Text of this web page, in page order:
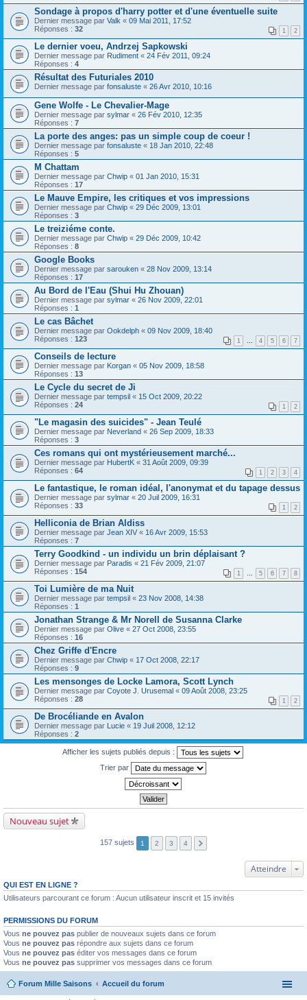
Sondage à propos d'harry potter et d'une éventuelle suite
Dernier message par Valk « 09 Mai 2011, 17:52
Réponses : 32 1 2
Le dernier voeu, Andrzej Sapkowski
Dernier message par Rudiment « 24 Fév 2011, 09:24
Réponses : 4
Résultat des Futuriales 2010
Dernier message par fonsaluste « 26 Avr 2010, 10:16
Gene Wolfe - Le Chevalier-Mage
Dernier message par sylmar « 26 Fév 2010, 12:35
Réponses : 7
La porte des anges: pas un simple coup de coeur !
Dernier message par fonsaluste « 18 Jan 2010, 22:48
Réponses : 5
M Chattam
Dernier message par Chwip « 01 Jan 2010, 15:31
Réponses : 17
Le Mauve Empire, les critiques et vos impressions
Dernier message par Chwip « 29 Déc 2009, 13:01
Réponses : 3
Le treiziéme conte.
Dernier message par Chwip « 29 Déc 2009, 10:42
Réponses : 8
Google Books
Dernier message par sarouken « 28 Nov 2009, 13:14
Réponses : 17
Au Bord de l'Eau (Shui Hu Zhouan)
Dernier message par sylmar « 26 Nov 2009, 22:01
Réponses : 1
Le cas Bâchet
Dernier message par Ookdelph « 09 Nov 2009, 18:40
Réponses : 123 1 … 4 5 6 7
Conseils de lecture
Dernier message par Korgan « 05 Nov 2009, 18:58
Réponses : 13
Le Cycle du secret de Ji
Dernier message par tempsil « 15 Oct 2009, 20:22
Réponses : 24 1 2
"Le magasin des suicides" - Jean Teulé
Dernier message par Neverland « 26 Sep 2009, 18:33
Réponses : 3
Ces romans qui ont mystérieusement marché...
Dernier message par HubertK « 31 Août 2009, 09:39
Réponses : 64 1 2 3 4
Le fantastique, le roman idéal, l'anonymat et du tapage dessus
Dernier message par sylmar « 20 Juil 2009, 16:31
Réponses : 33 1 2
Helliconia de Brian Aldiss
Dernier message par Jean XIV « 16 Avr 2009, 15:53
Réponses : 7
Terry Goodkind - un individu un brin déplaisant ?
Dernier message par Paradis « 21 Fév 2009, 21:07
Réponses : 154 1 … 5 6 7 8
Toi Lumière de ma Nuit
Dernier message par tempsil « 23 Nov 2008, 14:38
Réponses : 1
Jonathan Strange & Mr Norell de Susanna Clarke
Dernier message par Olive « 27 Oct 2008, 23:55
Réponses : 16
Chez Griffe d'Encre
Dernier message par Chwip « 17 Oct 2008, 22:17
Réponses : 9
Les mensonges de Locke Lamora, Scott Lynch
Dernier message par Coyote J. Urusemal « 09 Août 2008, 23:25
Réponses : 28 1 2
De Brocéliande en Avalon
Dernier message par Lucie « 19 Juil 2008, 12:12
Réponses : 2
Afficher les sujets publiés depuis :
Trier par
Nouveau sujet
157 sujets 1 2 3 4
Atteindre
QUI EST EN LIGNE ?
Utilisateurs parcourant ce forum : Aucun utilisateur inscrit et 15 invités
PERMISSIONS DU FORUM
Vous ne pouvez pas publier de nouveaux sujets dans ce forum
Vous ne pouvez pas répondre aux sujets dans ce forum
Vous ne pouvez pas éditer vos messages dans ce forum
Vous ne pouvez pas supprimer vos messages dans ce forum
Forum Mille Saisons Accueil du forum